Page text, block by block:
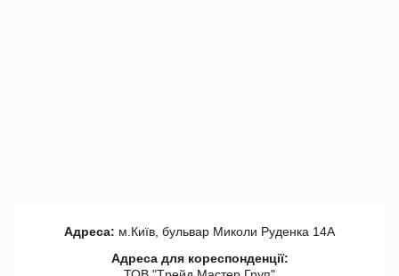
Адреса: м.Київ, бульвар Миколи Руденка 14А
Адреса для кореспонденції: